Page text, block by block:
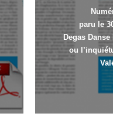
paru le
Degas
ou